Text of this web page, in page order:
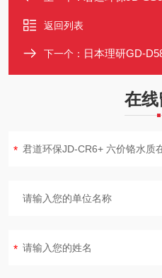
返回列表
下一个： 日本理研GD-D58系列耐
在